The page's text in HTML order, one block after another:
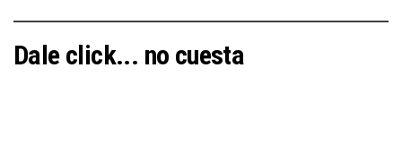
Dale click... no cuesta